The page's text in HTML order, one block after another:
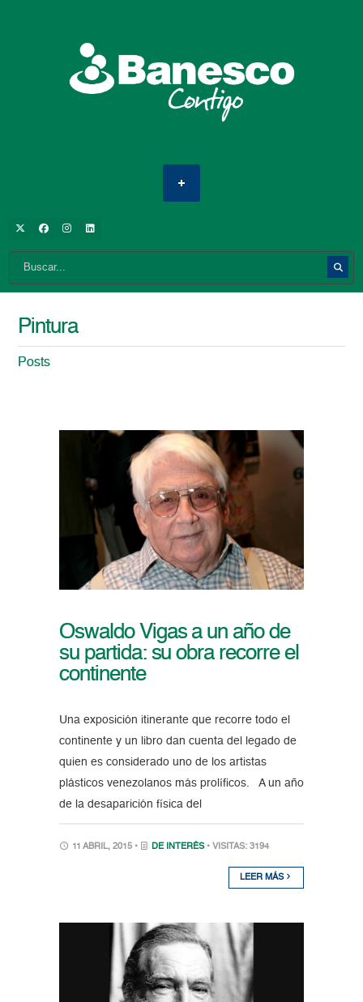
Pintura
Posts
Oswaldo Vigas a un año de
su partida: su obra recorre el
continente
Una exposición itinerante que recorre todo el
continente y un libro dan cuenta del legado de
quien es considerado uno de los artistas
plásticos venezolanos más prolíficos. A un año
de la desaparición física del
11 ABRIL, 2015 • DE INTERÉS • VISITAS: 3194
LEER MÁS